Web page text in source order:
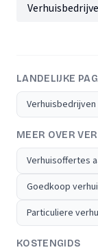
LANDELIJKE
Verhuisbedrijven
MEER OVER
Verhuisoffertes
Goedkoop
Particuliere
KOSTENGIDS